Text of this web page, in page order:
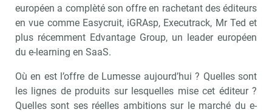
européen a complèté son offre en rachetant des éditeurs
en vue comme Easycruit, iGRAsp, Executrack, Mr Ted et
plus récemment Edvantage Group, un leader européen
du e-learning en SaaS.
Où en est l’offre de Lumesse aujourd’hui ? Quelles sont
les lignes de produits sur lesquelles mise cet éditeur ?
Quelles sont ses réelles ambitions sur le marché du e-